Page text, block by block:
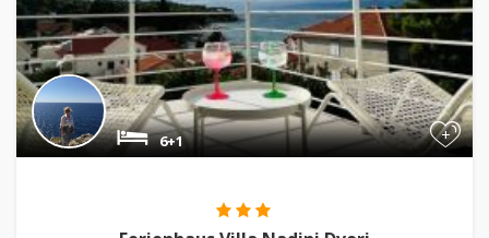
+
6+1